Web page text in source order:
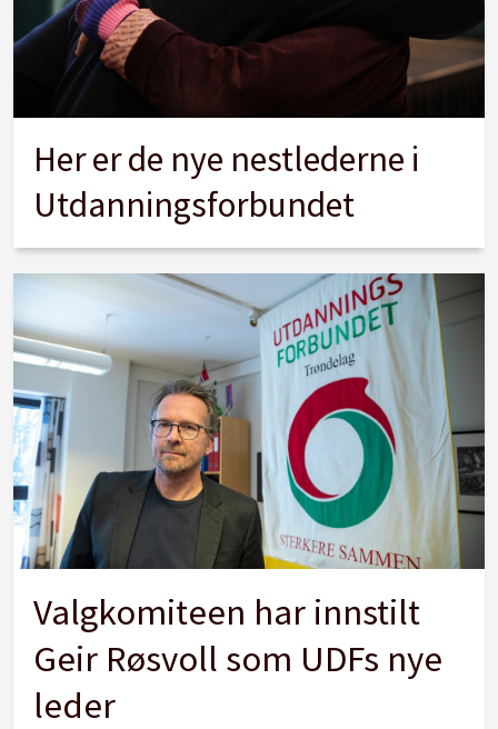
Her er de nye nestlederne i
Utdanningsforbundet
Valgkomiteen har innstilt
Geir Røsvoll som UDFs nye
leder